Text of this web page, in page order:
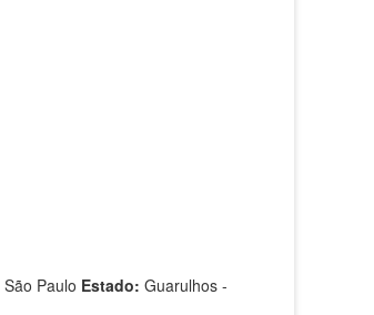
São Paulo Estado: Guarulhos -